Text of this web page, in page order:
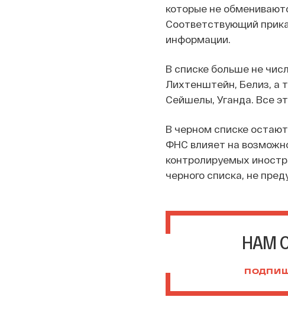
которые не
Соответствующий
информации.
В списке больше не
Лихтенштейн, Белиз, а
Сейшелы, Уганда. Все
В черном списке
ФНС влияет на
контролируемых
черного списка, не
НАМ